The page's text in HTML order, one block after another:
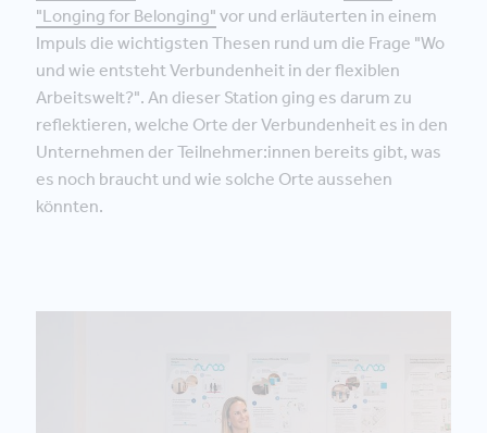
"Longing for Belonging" vor und erläuterten in einem
Impuls die wichtigsten Thesen rund um die Frage "Wo
und wie entsteht Verbundenheit in der flexiblen
Arbeitswelt?". An dieser Station ging es darum zu
reflektieren, welche Orte der Verbundenheit es in den
Unternehmen der Teilnehmer:innen bereits gibt, was
es noch braucht und wie solche Orte aussehen
könnten.